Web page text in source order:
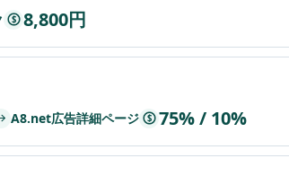
$ 8,800円
A8.net広告詳細ページ $ 75% / 10%